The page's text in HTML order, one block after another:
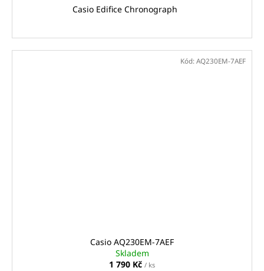
Casio Edifice Chronograph
Casio AQ230EM-7AEF
Skladem
1 790 Kč / ks
Kód: AQ230EM-7AEF